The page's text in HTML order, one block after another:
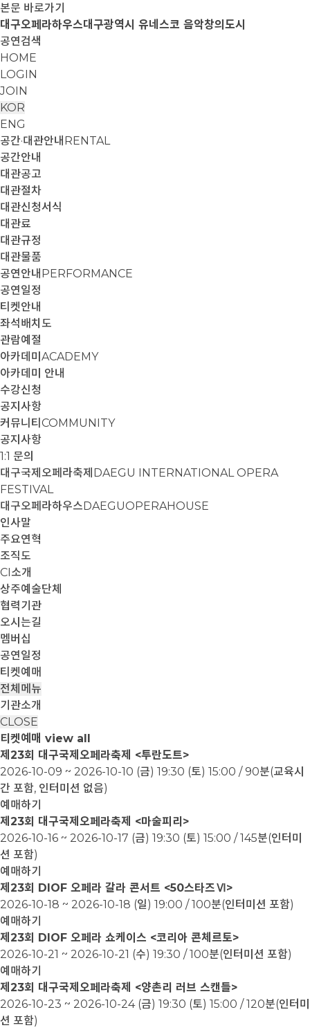
본문 바로가기
대구오페라하우스대구광역시 유네스코 음악창의도시
공연검색
HOME
LOGIN
JOIN
KOR
ENG
공간·대관안내 RENTAL
공간안내
대관공고
대관절차
대관신청서식
대관료
대관규정
대관물품
공연안내 PERFORMANCE
공연일정
티켓안내
좌석배치도
관람예절
아카데미 ACADEMY
아카데미 안내
수강신청
공지사항
커뮤니티 COMMUNITY
공지사항
1:1 문의
대구국제오페라축제 DAEGU INTERNATIONAL OPERA
FESTIVAL
대구오페라하우스DAEGUOPERAHOUSE
인사말
주요연혁
조직도
CI소개
상주예술단체
협력기관
오시는길
멤버십
공연일정
티켓예매
전체메뉴
기관소개
CLOSE
티켓예매 view all
제23회 대구국제오페라축제 <투란도트>
2026-10-09 ~ 2026-10-10 (금) 19:30 (토) 15:00 / 90분(교육시
간 포함, 인터미션 없음)
예매하기
제23회 대구국제오페라축제 <마술피리>
2026-10-16 ~ 2026-10-17 (금) 19:30 (토) 15:00 / 145분(인터미
션 포함)
예매하기
제23회 DIOF 오페라 갈라 콘서트 <50스타즈Ⅵ>
2026-10-18 ~ 2026-10-18 (일) 19:00 / 100분(인터미션 포함)
예매하기
제23회 DIOF 오페라 쇼케이스 <코리아 콘체르토>
2026-10-21 ~ 2026-10-21 (수) 19:30 / 100분(인터미션 포함)
예매하기
제23회 대구국제오페라축제 <양촌리 러브 스캔들>
2026-10-23 ~ 2026-10-24 (금) 19:30 (토) 15:00 / 120분(인터미
션 포함)